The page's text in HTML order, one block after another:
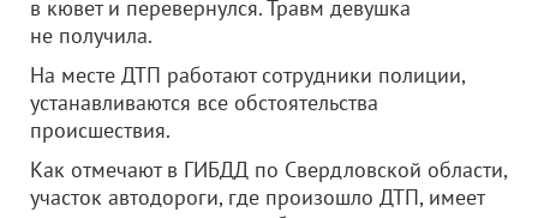
в кювет и перевернулся. Травм девушка
не получила.
На месте ДТП работают сотрудники полиции,
устанавливаются все обстоятельства
происшествия.
Как отмечают в ГИБДД по Свердловской области,
участок автодороги, где произошло ДТП, имеет